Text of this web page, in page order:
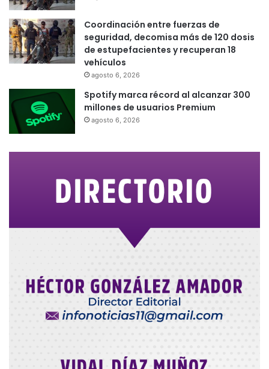
Coordinación entre fuerzas de
seguridad, decomisa más de 120 dosis
de estupefacientes y recuperan 18
vehículos
agosto 6, 2026
Spotify marca récord al alcanzar 300
millones de usuarios Premium
agosto 6, 2026